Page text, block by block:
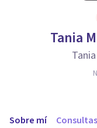
Tania
Sobre mí Consultas